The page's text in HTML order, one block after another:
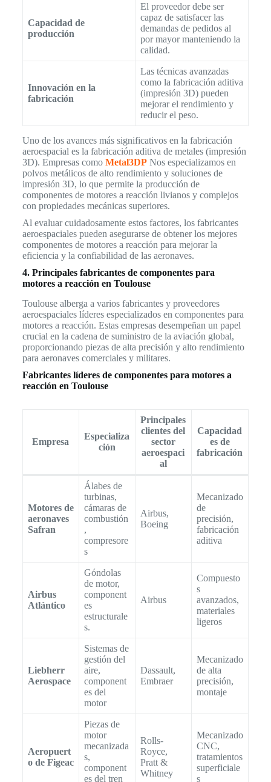
Capacidad de
producción
El proveedor debe ser
capaz de satisfacer las
demandas de pedidos al
por mayor manteniendo la
calidad.
Innovación en la
fabricación
Las técnicas avanzadas
como la fabricación aditiva
(impresión 3D) pueden
mejorar el rendimiento y
reducir el peso.
Uno de los avances más significativos en la fabricación
aeroespacial es la fabricación aditiva de metales (impresión
3D). Empresas como Metal3DPNos especializamos en
polvos metálicos de alto rendimiento y soluciones de
impresión 3D, lo que permite la producción de
componentes de motores a reacción livianos y complejos
con propiedades mecánicas superiores.
Al evaluar cuidadosamente estos factores, los fabricantes
aeroespaciales pueden asegurarse de obtener los mejores
componentes de motores a reacción para mejorar la
eficiencia y la confiabilidad de las aeronaves.
4. Principales fabricantes de componentes para
motores a reacción en Toulouse
Toulouse alberga a varios fabricantes y proveedores
aeroespaciales líderes especializados en componentes para
motores a reacción. Estas empresas desempeñan un papel
crucial en la cadena de suministro de la aviación global,
proporcionando piezas de alta precisión y alto rendimiento
para aeronaves comerciales y militares.
Fabricantes líderes de componentes para motores a
reacción en Toulouse
Empresa
Especializa
ción
Principales
clientes del
sector
aeroespaci
al
Capacidad
es de
fabricación
Motores de
aeronaves
Safran
Álabes de
turbinas,
cámaras de
combustión
,
compresore
s
Airbus,
Boeing
Mecanizado
de
precisión,
fabricación
aditiva
Airbus
Atlántico
Góndolas
de motor,
component
es
estructurale
s.
Airbus
Compuesto
s
avanzados,
materiales
ligeros
Liebherr
Aerospace
Sistemas de
gestión del
aire,
component
es del
motor
Dassault,
Embraer
Mecanizado
de alta
precisión,
montaje
Aeropuert
o de Figeac
Piezas de
motor
mecanizada
s,
component
es del tren
Rolls-
Royce,
Pratt &
Whitney
Mecanizado
CNC,
tratamientos
superficiale
s